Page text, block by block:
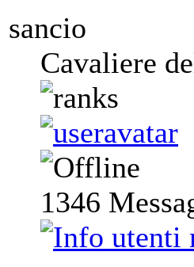
sancio
Cavaliere
1346